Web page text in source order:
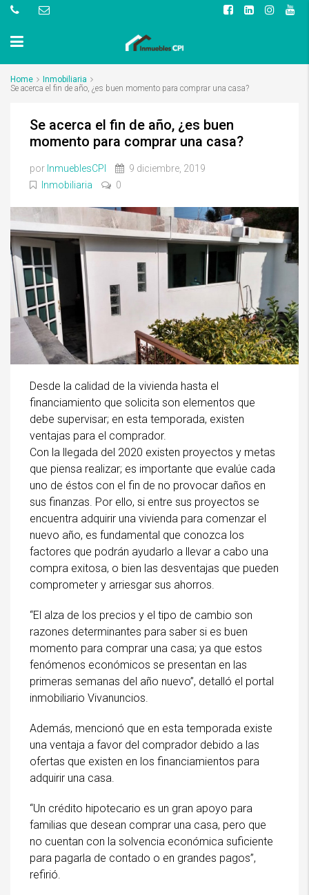
Home
Inmobiliaria
Se acerca el fin de año, ¿es buen momento para comprar una casa?
Se acerca el fin de año, ¿es buen
momento para comprar una casa?
por InmueblesCPI
9 diciembre, 2019
Inmobiliaria
0
Desde la calidad de la vivienda hasta el
financiamiento que solicita son elementos que
debe supervisar; en esta temporada, existen
ventajas para el comprador.
Con la llegada del 2020 existen proyectos y metas
que piensa realizar; es importante que evalúe cada
uno de éstos con el fin de no provocar daños en
sus finanzas. Por ello, si entre sus proyectos se
encuentra adquirir una vivienda para comenzar el
nuevo año, es fundamental que conozca los
factores que podrán ayudarlo a llevar a cabo una
compra exitosa, o bien las desventajas que pueden
comprometer y arriesgar sus ahorros.
“El alza de los precios y el tipo de cambio son
razones determinantes para saber si es buen
momento para comprar una casa; ya que estos
fenómenos económicos se presentan en las
primeras semanas del año nuevo”, detalló el portal
inmobiliario Vivanuncios.
Además, mencionó que en esta temporada existe
una ventaja a favor del comprador debido a las
ofertas que existen en los financiamientos para
adquirir una casa.
“Un crédito hipotecario es un gran apoyo para
familias que desean comprar una casa, pero que
no cuentan con la solvencia económica suficiente
para pagarla de contado o en grandes pagos”,
refirió.